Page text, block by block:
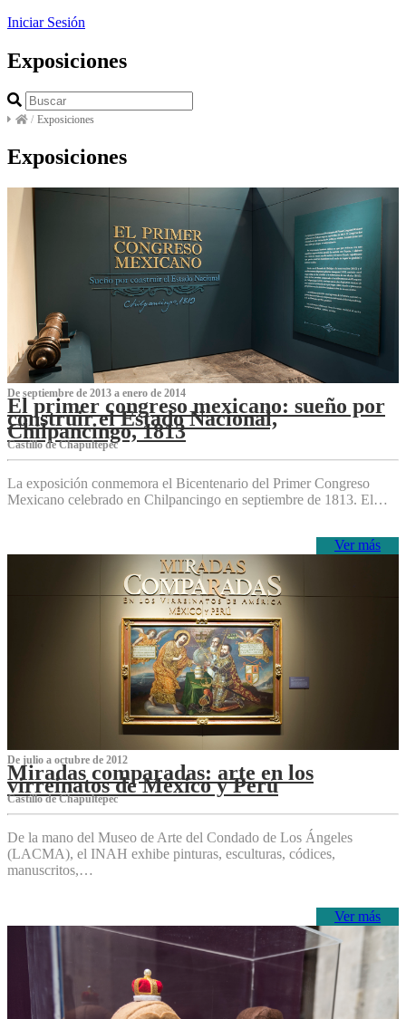
Iniciar Sesión
Exposiciones
/ Exposiciones
Exposiciones
De septiembre de 2013 a enero de 2014
El primer congreso mexicano: sueño por
construir el Estado Nacional,
Chilpancingo, 1813
Castillo de Chapultepec
La exposición conmemora el Bicentenario del Primer Congreso
Mexicano celebrado en Chilpancingo en septiembre de 1813. El…
Ver más
De julio a octubre de 2012
Miradas comparadas: arte en los
virreinatos de México y Perú
Castillo de Chapultepec
De la mano del Museo de Arte del Condado de Los Ángeles
(LACMA), el INAH exhibe pinturas, esculturas, códices,
manuscritos,…
Ver más